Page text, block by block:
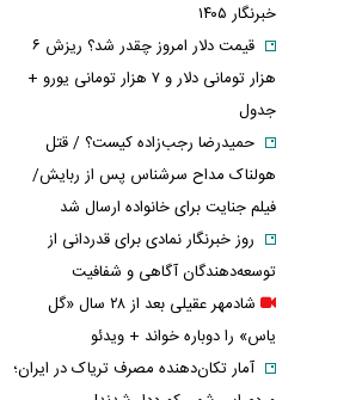
خبرنگار ۱۴۰۵
قیمت دلار امروز چقدر شد؟ ریزش ۶
هزار تومانی دلار و ۷ هزار تومانی یورو +
جدول
حمیدرضا رجب‌زاده کیست؟ / قتل
هولناک مداح سرشناس پس از ربایش/
فیلم جنایت برای خانواده ارسال شد
روز خبرنگار نمادی برای قدردانی از
توسعه‌دهندگان آگاهی و شفافیت
شادمهر عقیلی بعد از ۲۸ سال «گل
یاس» را دوباره خواند + ویدئو
آمار تکان‌دهنده مصرف تریاک در ایران؛